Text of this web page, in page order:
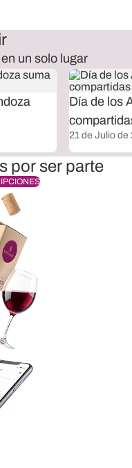
un solo lugar
Día de los
21 de Julio de
por ser parte